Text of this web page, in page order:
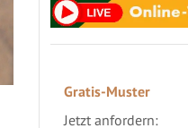
Gratis-Muster
Jetzt anfordern: